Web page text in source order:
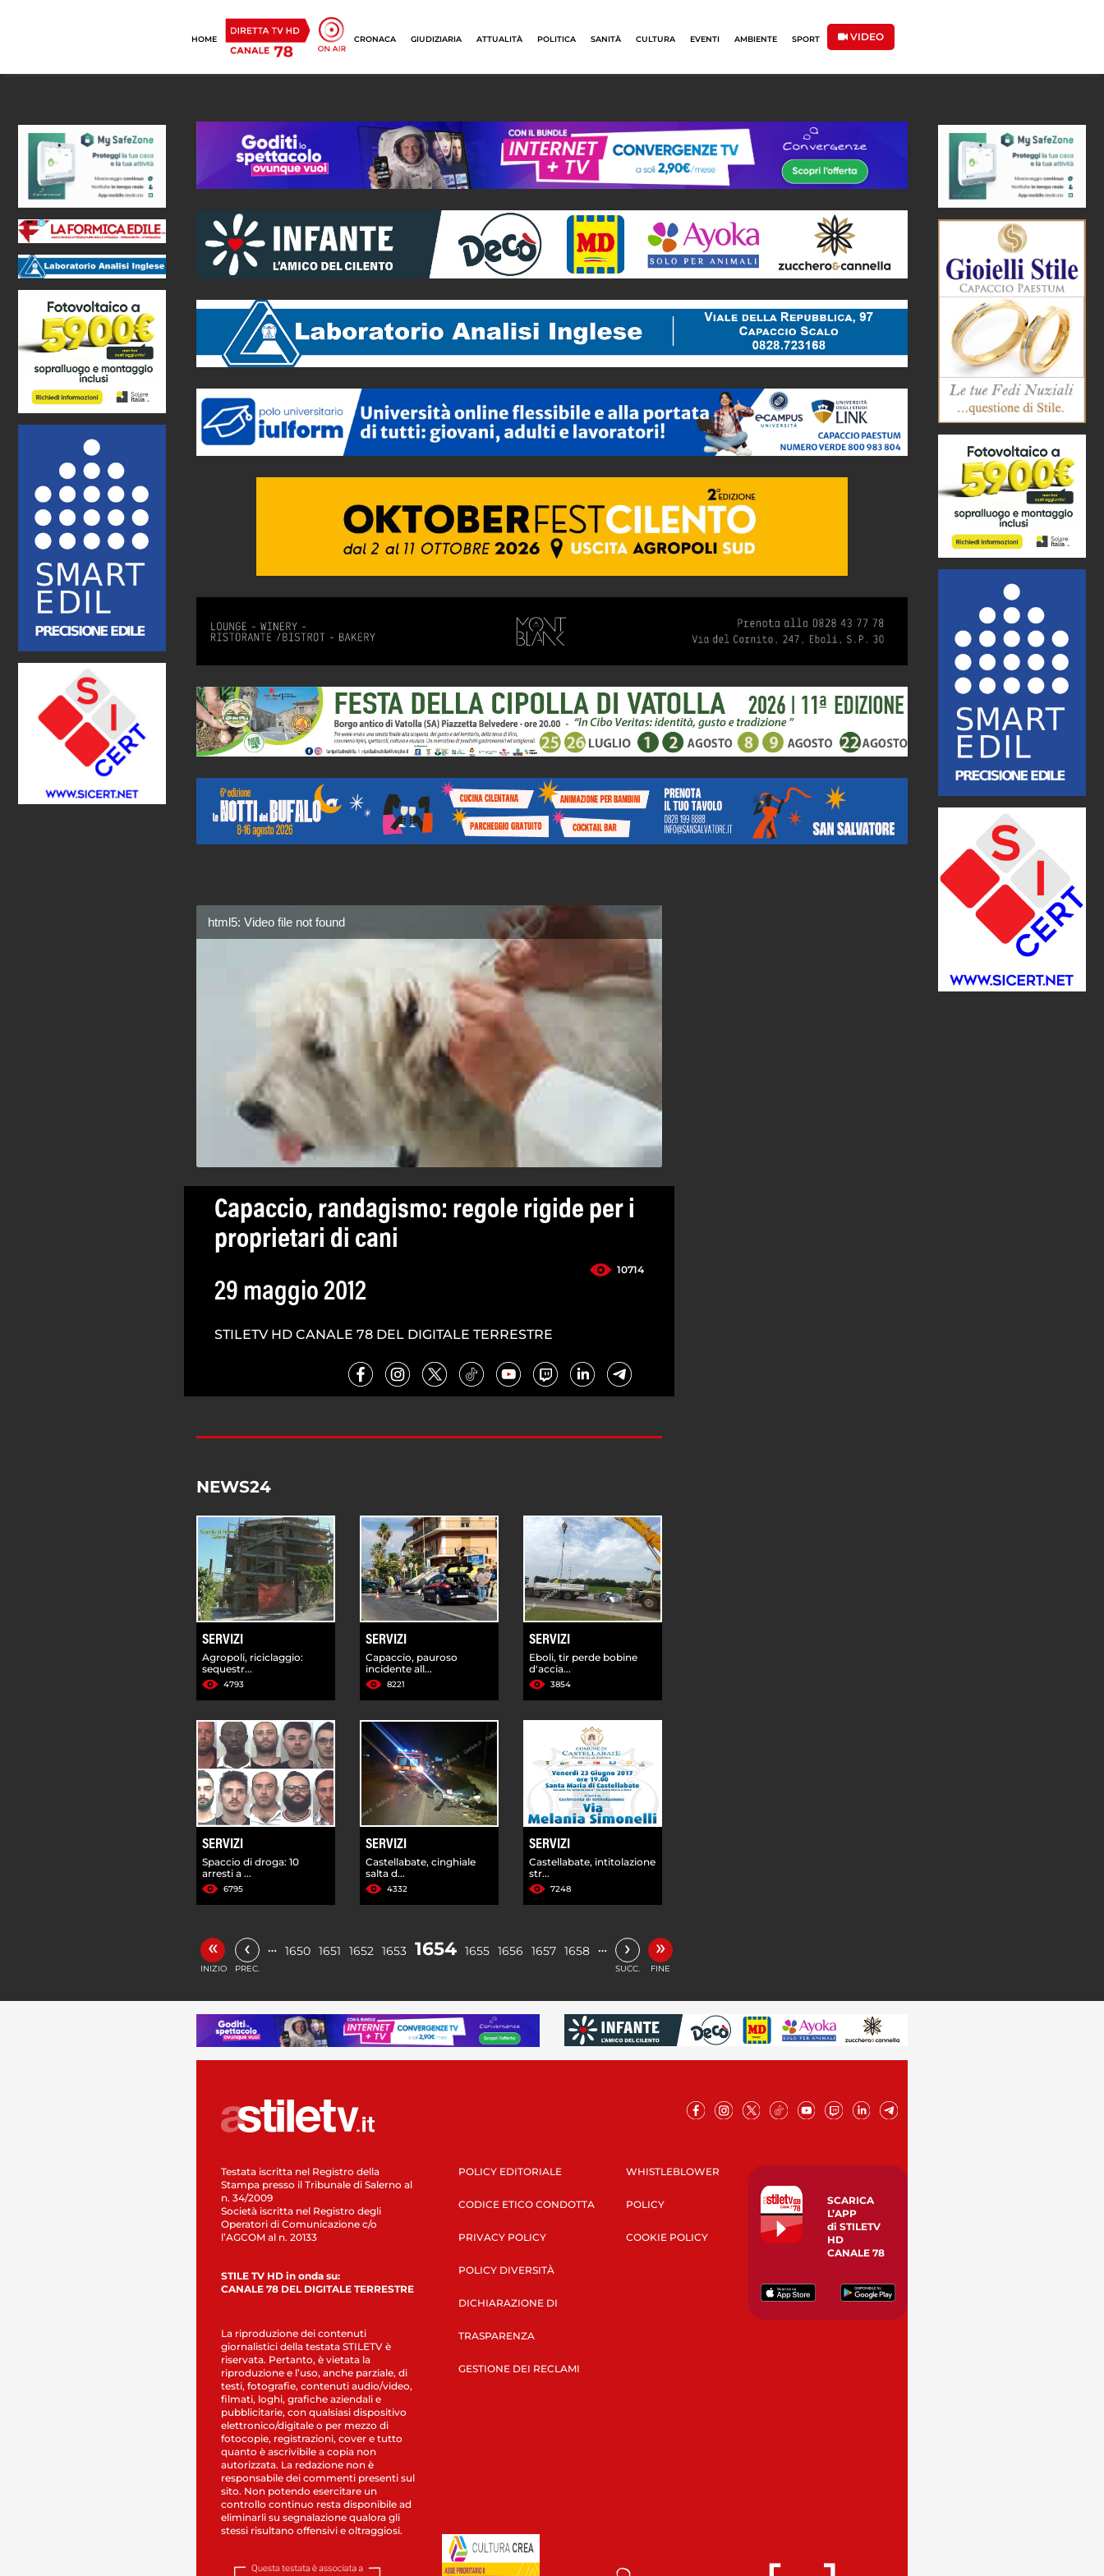
HOME CRONACA GIUDIZIARIA ATTUALITÀ POLITICA SANITÀ CULTURA EVENTI AMBIENTE SPORT VIDEO
html5: Video file not found
Capaccio, randagismo: regole rigide per i
proprietari di cani
10714
29 maggio 2012
STILETV HD CANALE 78 DEL DIGITALE TERRESTRE
NEWS24
SERVIZI
Agropoli, riciclaggio:
sequestr...
4793
SERVIZI
Capaccio, pauroso
incidente all...
8221
SERVIZI
Eboli, tir perde bobine
d'accia...
3854
SERVIZI
Spaccio di droga: 10
arresti a ...
6795
SERVIZI
Castellabate, cinghiale
salta d...
4332
SERVIZI
Castellabate, intitolazione
str...
7248
«
INIZIO
‹
PREC.
… 1650 1651 1652 1653 1654 1655 1656 1657 1658 … ›
SUCC.
»
FINE
Testata iscritta nel Registro della
Stampa presso il Tribunale di Salerno al
n. 34/2009
Società iscritta nel Registro degli
Operatori di Comunicazione c/o
l’AGCOM al n. 20133
STILE TV HD in onda su:
CANALE 78 DEL DIGITALE TERRESTRE
La riproduzione dei contenuti
giornalistici della testata STILETV è
riservata. Pertanto, è vietata la
riproduzione e l’uso, anche parziale, di
testi, fotografie, contenuti audio/video,
filmati, loghi, grafiche aziendali e
pubblicitarie, con qualsiasi dispositivo
elettronico/digitale o per mezzo di
fotocopie, registrazioni, cover e tutto
quanto è ascrivibile a copia non
autorizzata. La redazione non è
responsabile dei commenti presenti sul
sito. Non potendo esercitare un
controllo continuo resta disponibile ad
eliminarli su segnalazione qualora gli
stessi risultano offensivi e oltraggiosi.
POLICY EDITORIALE
CODICE ETICO CONDOTTA
PRIVACY POLICY
POLICY DIVERSITÀ
DICHIARAZIONE DI
TRASPARENZA
GESTIONE DEI RECLAMI
WHISTLEBLOWER
POLICY
COOKIE POLICY
SCARICA
L’APP
di STILETV
HD
CANALE 78